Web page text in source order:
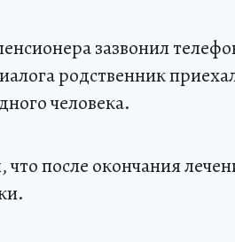
зазвонил
родственник
человека.
после окончания